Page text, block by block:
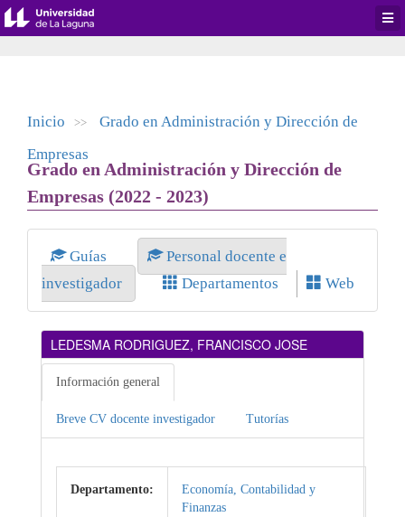
Inicio >>
Grado en Administración y Dirección de
Empresas
Grado en Administración y Dirección de
Empresas (2022 - 2023)
Guías
Personal docente e
investigador
Departamentos Web
LEDESMA RODRIGUEZ, FRANCISCO JOSE
Información general
Breve CV docente investigador Tutorías
Departamento:
Economía, Contabilidad y
Finanzas